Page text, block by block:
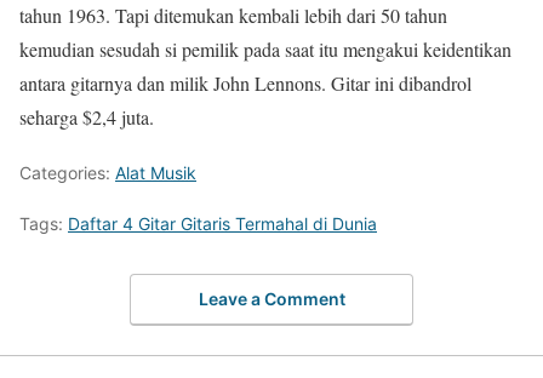
tahun 1963. Tapi ditemukan kembali lebih dari 50 tahun
kemudian sesudah si pemilik pada saat itu mengakui keidentikan
antara gitarnya dan milik John Lennons. Gitar ini dibandrol
seharga $2,4 juta.
Categories: Alat Musik
Tags: Daftar 4 Gitar Gitaris Termahal di Dunia
Leave a Comment